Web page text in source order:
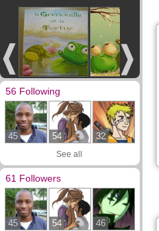
56 Following
45 54 32
See all
61 Followers
45 54 46